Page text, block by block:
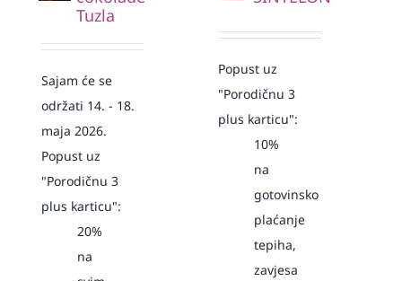
Tuzla
Sajam će se
održati 14. - 18.
maja 2026.
Popust uz
"Porodičnu 3
plus karticu":
20%
na
Popust uz
"Porodičnu 3
plus karticu":
10%
na
gotovinsko
plaćanje
tepiha,
zavjesa